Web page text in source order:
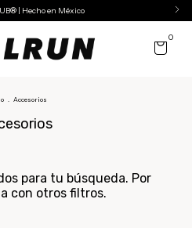
| Hecho en México
0
Accesorios
para tu búsqueda. Por
con otros filtros.